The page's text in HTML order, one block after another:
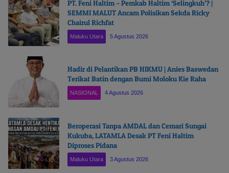
PT. Feni Haltim – Pemkab Haltim ‘Selingkuh’? |
SEMMI MALUT Ancam Polisikan Sekda Ricky
Chairul Richfat
Maluku Utara 5 Agustus 2026
Hadir di Pelantikan PB HIKMU | Anies Baswedan
Terikat Batin dengan Bumi Moloku Kie Raha
NASIONAL 4 Agustus 2026
Beroperasi Tanpa AMDAL dan Cemari Sungai
Kukuba, LATAMLA Desak PT Feni Haltim
Diproses Pidana
Maluku Utara 3 Agustus 2026